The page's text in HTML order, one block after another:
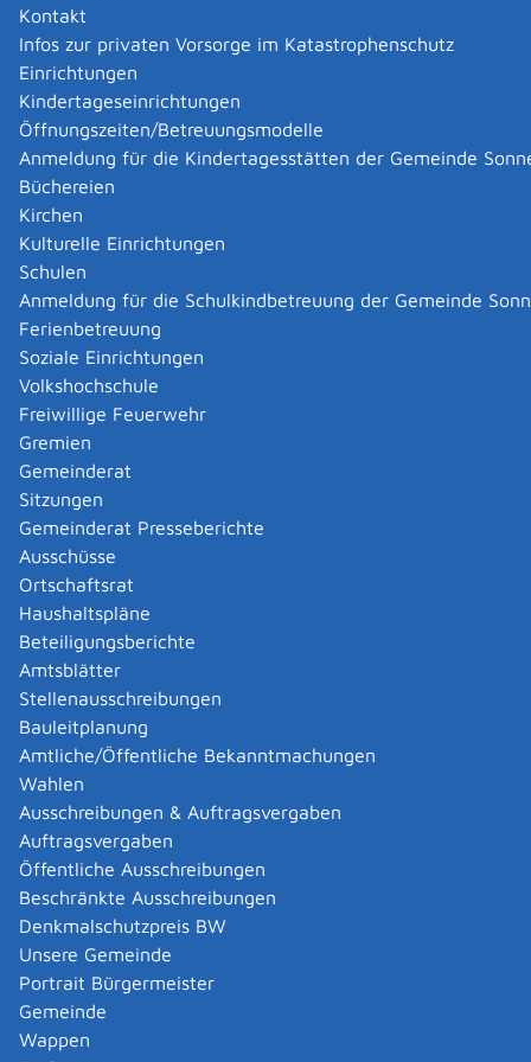
Kontakt
Infos zur privaten Vorsorge im Katastrophenschutz
Einrichtungen
Kindertageseinrichtungen
Öffnungszeiten/Betreuungsmodelle
Anmeldung für die Kindertagesstätten der Gemeinde
Büchereien
Kirchen
Kulturelle Einrichtungen
Schulen
Anmeldung für die Schulkindbetreuung der Gemeinde
Ferienbetreuung
Soziale Einrichtungen
Volkshochschule
Freiwillige Feuerwehr
Gremien
Gemeinderat
Sitzungen
Gemeinderat Presseberichte
Ausschüsse
Ortschaftsrat
Haushaltspläne
Beteiligungsberichte
Amtsblätter
Stellenausschreibungen
Bauleitplanung
Amtliche/Öffentliche Bekanntmachungen
Wahlen
Ausschreibungen & Auftragsvergaben
Auftragsvergaben
Öffentliche Ausschreibungen
Beschränkte Ausschreibungen
Denkmalschutzpreis BW
Unsere Gemeinde
Portrait Bürgermeister
Gemeinde
Wappen
bieten, wenn sie häuslicher Gewalt ausgesetzt oder
davon bedroht sind.
Die Frauen- und Kinderschutzhäuser werden vom Land
Baden-Württemberg durch Förderung der Maßnahmen
für Prävention, Krisenintervention und Nachsorge
sowie Förderung der Investitionen unterstützt, um
Beratungs-, Hilfs- und Schutzangebote bieten zu
können. Auch soll für Notfälle jederzeit die telefonische
Erreichbarkeit und Aufnahmebereitschaft gewährleistet
sein.
Onlineantrag und Formulare
Förderung Frauen- und Kinderschutzhäuser
Investitionen
Förderung Frauen- und Kinderschutzhäuser
Laufender Betrieb
Mittel aus dem Förderprogramm Frauen- und
Kinderschutzhäuser - Investitionen - abrufen
Mittel aus dem Förderprogramm Frauen- und
Kinderschutzhäuser - Laufender Betrieb - abrufen
Verwendungsnachweis für Fördermittel für den
laufenden Betrieb der Frauen- und
Kinderschutzhäuser einreichen
Verwendungsnachweis für Fördermittel für
Investitionen der Frauen- und Kinderschutzhäuser
einreichen
Zuständige Stelle
Das Regierungspräsidium, in dessen Bezirk sich das
Frauen- und Kinderschutzhaus befindet.
Referat 23.4 [Regierungspräsidium Tübingen]
Leistungsdetails